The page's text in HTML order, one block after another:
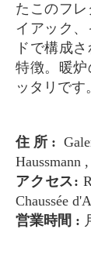
たこのフ
イアック
ドで構成
特徴。暖
ッタリです。
住所:
Haussmann
アクセス:
Chaussée
営業時間 :